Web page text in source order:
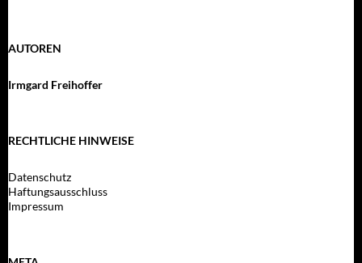
AUTOREN
Irmgard Freihoffer
RECHTLICHE HINWEISE
Datenschutz
Haftungsausschluss
Impressum